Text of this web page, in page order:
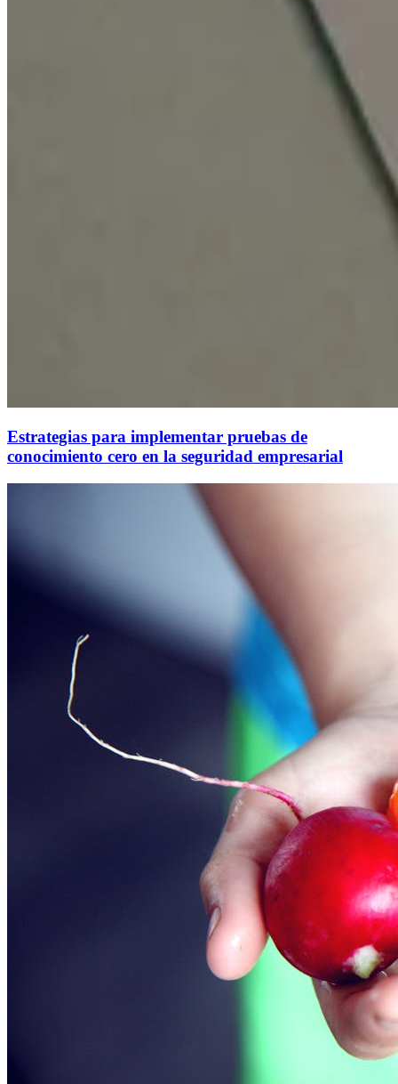
Estrategias para implementar pruebas de
conocimiento cero en la seguridad empresarial